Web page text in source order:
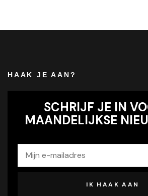
HAAK JE AAN?
SCHRIJF JE IN
MAANDELIJKSE